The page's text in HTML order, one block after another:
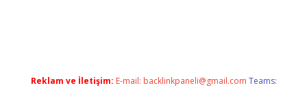
Reklam ve İletişim: E-mail: backlinkpaneli@gmail.com Teams: